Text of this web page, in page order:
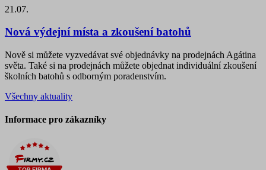
21.07.
Nová výdejní místa a zkoušení batohů
Nově si můžete vyzvedávat své objednávky na prodejnách Agátina
světa. Také si na prodejnách můžete objednat individuální zkoušení
školních batohů s odborným poradenstvím.
Všechny aktuality
Informace pro zákazníky